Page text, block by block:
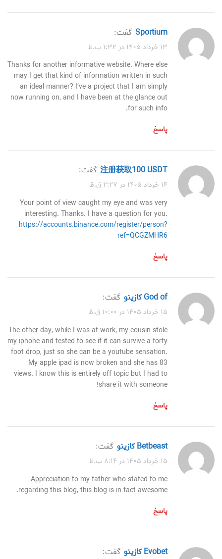
sportium گفت:
۱۳ خرداد ۱۴۰۵ در ۱:۳۲ ب.ظ
Thanks for another informative website. Where else
may I get that kind of information written in such
an ideal manner? I’ve a project that I am simply
now running on, and I have been at the glance out
for such info.
پاسخ
注册获取100 USDT گفت:
۱۴ خرداد ۱۴۰۵ در ۲:۲۷ ق.ظ
Your point of view caught my eye and was very
interesting. Thanks. I have a question for you.
https://accounts.binance.com/register/person?
ref=QCGZMHR6
پاسخ
god of كازينو گفت:
۱۵ خرداد ۱۴۰۵ در ۱۰:۰۰ ق.ظ
The other day, while I was at work, my cousin stole
my iphone and tested to see if it can survive a forty
foot drop, just so she can be a youtube sensation.
My apple ipad is now broken and she has 83
views. I know this is entirely off topic but I had to
share it with someone!
پاسخ
betbeast كازينو گفت:
۱۵ خرداد ۱۴۰۵ در ۸:۱۴ ب.ظ
Appreciation to my father who stated to me
regarding this blog, this blog is in fact awesome.
پاسخ
evobet كازينو گفت: